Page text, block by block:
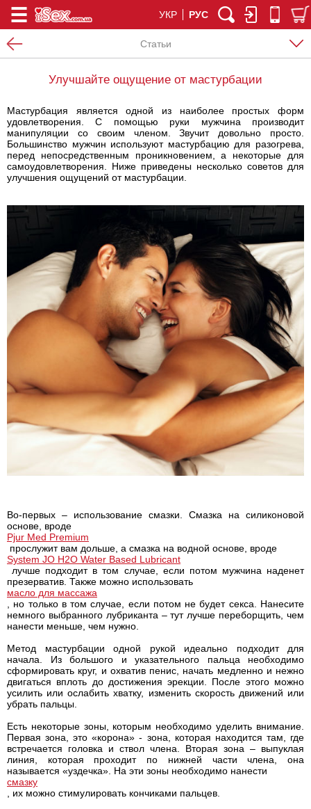
УКР РУС
Статьи
Улучшайте ощущение от мастурбации
Мастурбация является одной из наиболее простых форм
удовлетворения. С помощью руки мужчина производит
манипуляции со своим членом. Звучит довольно просто.
Большинство мужчин используют мастурбацию для разогрева,
перед непосредственным проникновением, а некоторые для
самоудовлетворения. Ниже приведены несколько советов для
улучшения ощущений от мастурбации.
Во-первых – использование смазки. Смазка на силиконовой
основе, вроде
Pjur Med Premium
прослужит вам дольше, а смазка на водной основе, вроде
System JO H2O Water Based Lubricant
лучше подходит в том случае, если потом мужчина наденет
презерватив. Также можно использовать
масло для массажа
, но только в том случае, если потом не будет секса. Нанесите
немного выбранного лубриканта – тут лучше переборщить, чем
нанести меньше, чем нужно.
Метод мастурбации одной рукой идеально подходит для
начала. Из большого и указательного пальца необходимо
сформировать круг, и охватив пенис, начать медленно и нежно
двигаться вплоть до достижения эрекции. После этого можно
усилить или ослабить хватку, изменить скорость движений или
убрать пальцы.
Есть некоторые зоны, которым необходимо уделить внимание.
Первая зона, это «корона» - зона, которая находится там, где
встречается головка и ствол члена. Вторая зона – выпуклая
линия, которая проходит по нижней части члена, она
называется «уздечка». На эти зоны необходимо нанести
смазку
, их можно стимулировать кончиками пальцев.